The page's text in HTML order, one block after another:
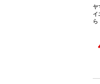
ヤ
イ
ら